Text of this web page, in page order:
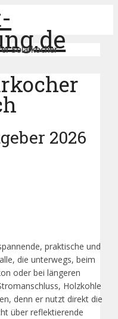
Solarkocher
2026
praktische und
die unterwegs, beim
oder bei längeren
Holzkohle
denn er nutzt direkt die
über reflektierende